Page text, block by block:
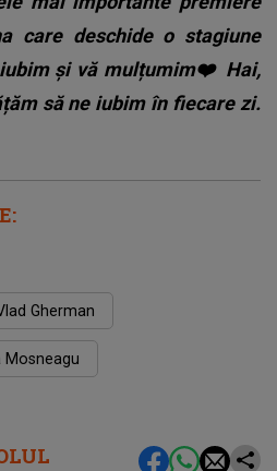
care deschide o stagiune
și vă mulțumim❤️ Hai,
să ne iubim în fiecare zi.
Gherman
Mosneagu